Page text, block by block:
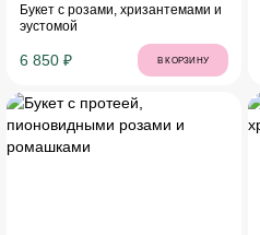
Букет с розами, хризантемами и
эустомой
6 850 ₽ В КОРЗИНУ